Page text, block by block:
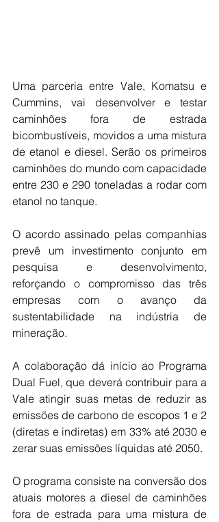
Uma parceria entre Vale, Komatsu e
Cummins, vai desenvolver e testar
caminhões fora de estrada
bicombustíveis, movidos a uma mistura
de etanol e diesel. Serão os primeiros
caminhões do mundo com capacidade
entre 230 e 290 toneladas a rodar com
etanol no tanque.
O acordo assinado pelas companhias
prevê um investimento conjunto em
pesquisa e desenvolvimento,
reforçando o compromisso das três
empresas com o avanço da
sustentabilidade na indústria de
mineração.
A colaboração dá início ao Programa
Dual Fuel, que deverá contribuir para a
Vale atingir suas metas de reduzir as
emissões de carbono de escopos 1 e 2
(diretas e indiretas) em 33% até 2030 e
zerar suas emissões líquidas até 2050.
O programa consiste na conversão dos
atuais motores a diesel de caminhões
fora de estrada para uma mistura de